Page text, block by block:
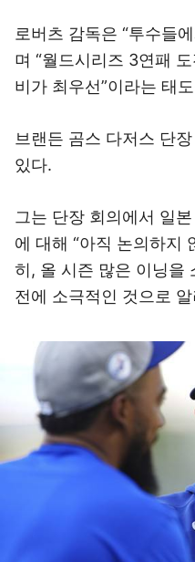
로버츠 감독은 “투수들
며 “월드시리즈 3연패
비가 최우선”이라는 태
브랜든 곰스 다저스 단
있다.
그는 단장 회의에서 일
에 대해 “아직 논의하지
히, 올 시즌 많은 이닝을
전에 소극적인 것으로